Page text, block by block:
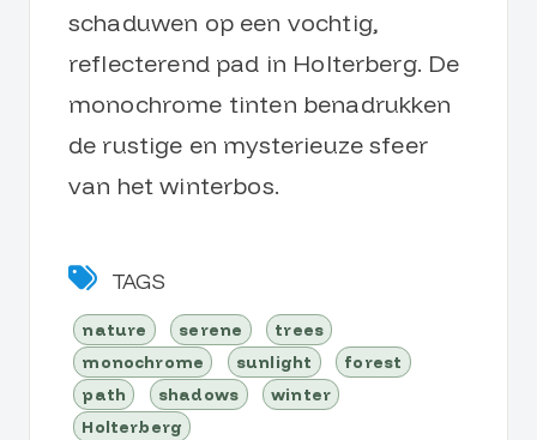
schaduwen op een vochtig,
reflecterend pad in Holterberg. De
monochrome tinten benadrukken
de rustige en mysterieuze sfeer
van het winterbos.
TAGS
nature serene
trees
monochrome
sunlight
forest
path
shadows
winter
Holterberg